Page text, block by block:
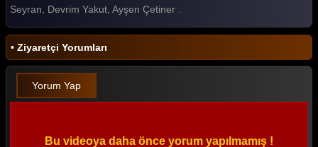
Seyran, Devrim Yakut, Ayşen Çetiner .
• Ziyaretçi Yorumları
Yorum Yap
Bu videoya daha önce yorum yapılmamış !